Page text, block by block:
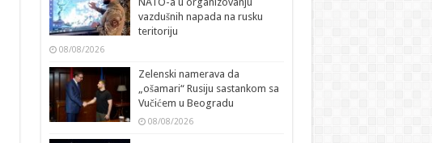
vazdušnih napada na rusku
teritoriju
08/08/2026
Zelenski namerava da
„ošamari“ Rusiju sastankom sa
Vučićem u Beogradu
08/08/2026